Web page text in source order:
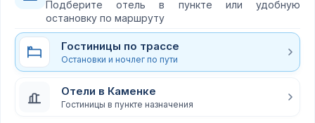
Подберите отель в пункте или удобную
остановку по маршруту
Гостиницы по трассе
Остановки и ночлег по пути
Отели в Каменке
Гостиницы в пункте назначения